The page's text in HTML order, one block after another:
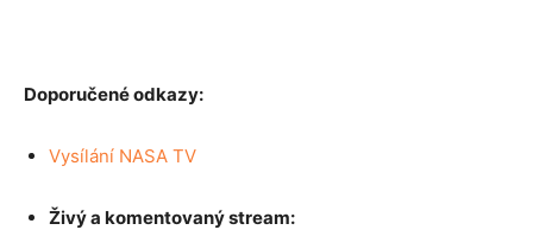
Doporučené odkazy:
Vysílání NASA TV
Živý a komentovaný stream: